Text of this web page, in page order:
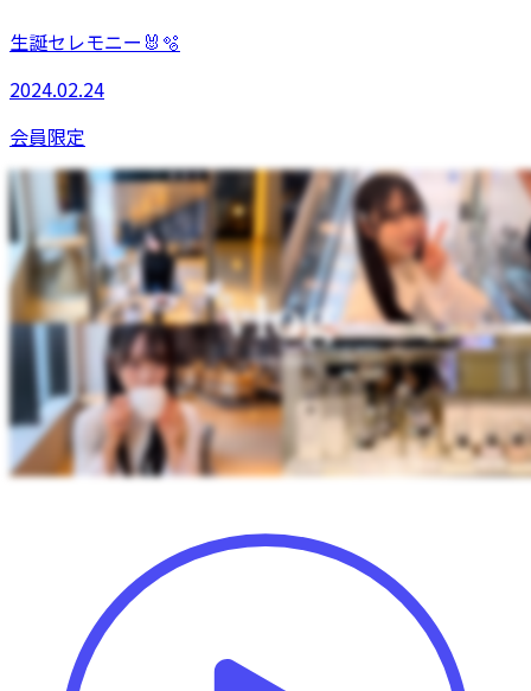
生誕セレモニー🐰🫧
2024.02.24
会員限定